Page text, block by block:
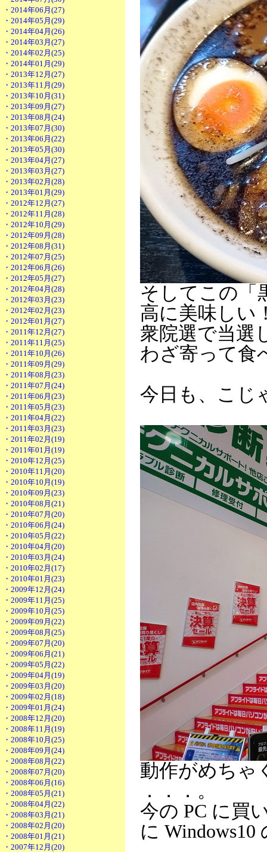
・2014年06月(27)
・2014年05月(29)
・2014年04月(26)
・2014年03月(27)
・2014年02月(25)
・2014年01月(29)
・2013年12月(27)
・2013年11月(29)
・2013年10月(31)
・2013年09月(27)
・2013年08月(24)
・2013年07月(30)
・2013年06月(22)
・2013年05月(30)
・2013年04月(27)
・2013年03月(27)
・2013年02月(28)
・2013年01月(29)
・2012年12月(27)
・2012年11月(28)
・2012年10月(29)
・2012年09月(28)
・2012年08月(31)
・2012年07月(25)
・2012年06月(26)
・2012年05月(27)
・2012年04月(28)
・2012年03月(23)
・2012年02月(23)
・2012年01月(27)
・2011年12月(27)
・2011年11月(25)
・2011年10月(26)
・2011年09月(29)
・2011年08月(23)
・2011年07月(24)
・2011年06月(23)
・2011年05月(23)
・2011年04月(22)
・2011年03月(23)
・2011年02月(19)
・2011年01月(19)
・2010年12月(25)
・2010年11月(20)
・2010年10月(19)
・2010年09月(23)
・2010年08月(21)
・2010年07月(20)
・2010年06月(24)
・2010年05月(22)
・2010年04月(20)
・2010年03月(24)
・2010年02月(17)
・2010年01月(23)
・2009年12月(24)
・2009年11月(25)
・2009年10月(25)
・2009年09月(22)
・2009年08月(25)
・2009年07月(20)
・2009年06月(21)
・2009年05月(22)
・2009年04月(19)
・2009年03月(20)
・2009年02月(18)
・2009年01月(24)
・2008年12月(20)
・2008年11月(19)
・2008年10月(25)
・2008年09月(24)
・2008年08月(22)
・2008年07月(20)
・2008年06月(16)
・2008年05月(21)
・2008年04月(22)
・2008年03月(21)
・2008年02月(20)
・2008年01月(21)
・2007年12月(20)
そしてこの「
高に美味しい
衆院選で当選
わざ寄って食
今日も、こじ
動作がめちゃ
．．．。
今の PC に買
に